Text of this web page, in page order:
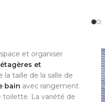
et organiser
étagères et
taille de la salle de
bain avec rangement
toilette. La variété de